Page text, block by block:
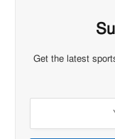
Get the latest